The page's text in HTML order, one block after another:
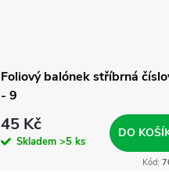
Foliový balónek stříbrná
- 9
45 Kč
Skladem >5 ks
DO
Kód: